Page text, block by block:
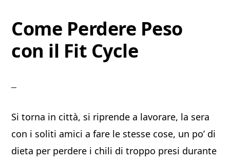
Come Perdere Peso
con il Fit Cycle
Si torna in città, si riprende a lavorare, la sera
con i soliti amici a fare le stesse cose, un po’ di
dieta per perdere i chili di troppo presi durante